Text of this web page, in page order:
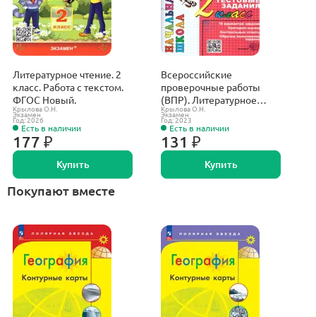
Литературное чтение. 2
класс. Работа с текстом.
ФГОС Новый.
Крылова О.Н.
Экзамен
Год: 2026
Есть в наличии
177 ₽
Купить
Всероссийские
проверочные работы
(ВПР). Литературное
чтение. 2 класс. Типовые
тестовые задания
Крылова О.Н.
Экзамен
Год: 2023
Есть в наличии
131 ₽
Купить
Покупают вместе